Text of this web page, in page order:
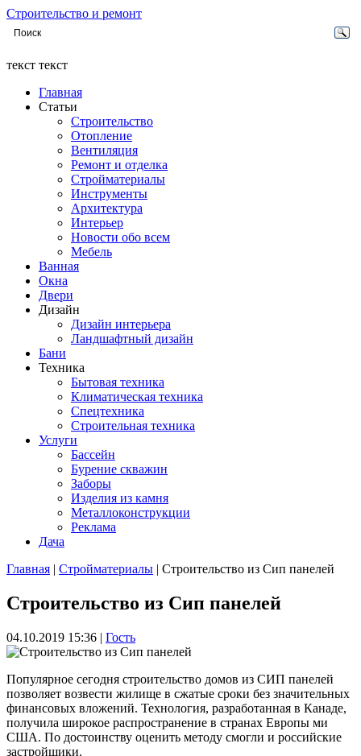
Строительство и ремонт
текст текст
Главная
Статьи
Строительство
Отопление
Вентиляция
Ремонт и отделка
Стройматериалы
Инструменты
Архитектура
Интерьер
Новости обо всем
Мебель
Ванная
Окна
Двери
Дизайн
Дизайн интерьера
Ландшафтный дизайн
Бани
Техника
Бытовая техника
Климатическая техника
Спецтехника
Строительная техника
Услуги
Бассейн
Бурение скважин
Заборы
Изделия из камня
Металлоконструкции
Реклама
Дача
Главная | Стройматериалы | Строительство из Сип панелей
Строительство из Сип панелей
04.10.2019 15:36 | Гость
Популярное сегодня строительство домов из СИП панелей
позволяет возвести жилище в сжатые сроки без значительных
финансовых вложений. Технология, разработанная в Канаде,
получила широкое распространение в странах Европы ми
США. По достоинству оценить методу смогли и российские
застройщики.